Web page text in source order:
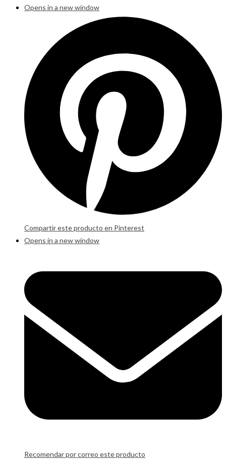
Opens in a new window
Compartir este producto en Pinterest
Opens in a new window
Recomendar por correo este producto